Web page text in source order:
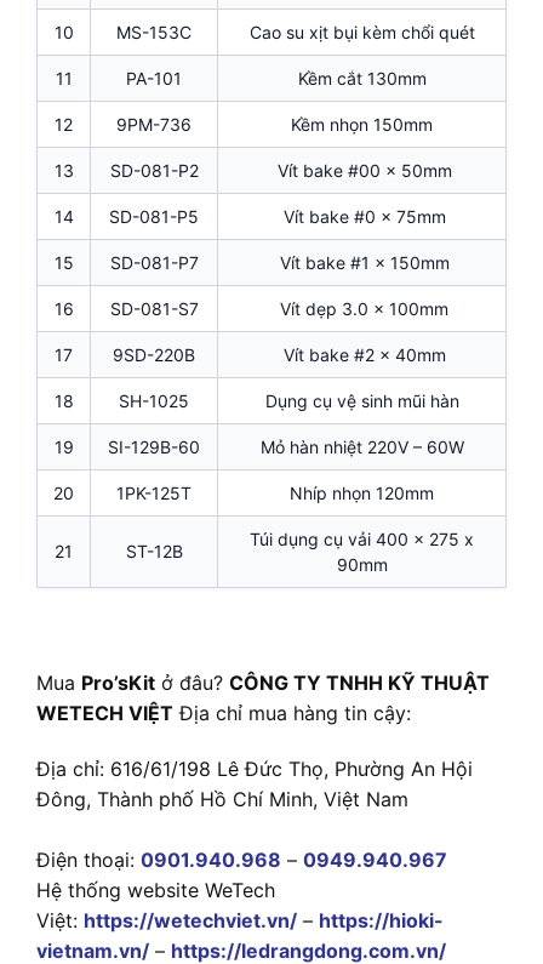
10 MS-153C Cao su xịt bụi kèm chổi quét
11 PA-101 Kềm cắt 130mm
12 9PM-736 Kềm nhọn 150mm
13 SD-081-P2 Vít bake #00 x 50mm
14 SD-081-P5 Vít bake #0 x 75mm
15 SD-081-P7 Vít bake #1 x 150mm
16 SD-081-S7 Vít dẹp 3.0 x 100mm
17 9SD-220B Vít bake #2 x 40mm
18 SH-1025 Dụng cụ vệ sinh mũi hàn
19 SI-129B-60 Mỏ hàn nhiệt 220V – 60W
20 1PK-125T Nhíp nhọn 120mm
21 ST-12B
Túi dụng cụ vải 400 x 275 x
90mm
Mua Pro’sKit ở đâu? CÔNG TY TNHH KỸ THUẬT
WETECH VIỆT Địa chỉ mua hàng tin cậy:
Địa chỉ: 616/61/198 Lê Đức Thọ, Phường An Hội
Đông, Thành phố Hồ Chí Minh, Việt Nam
Điện thoại: 0901.940.968 – 0949.940.967
Hệ thống website WeTech
Việt: https://wetechviet.vn/ – https://hioki-
vietnam.vn/ – https://ledrangdong.com.vn/